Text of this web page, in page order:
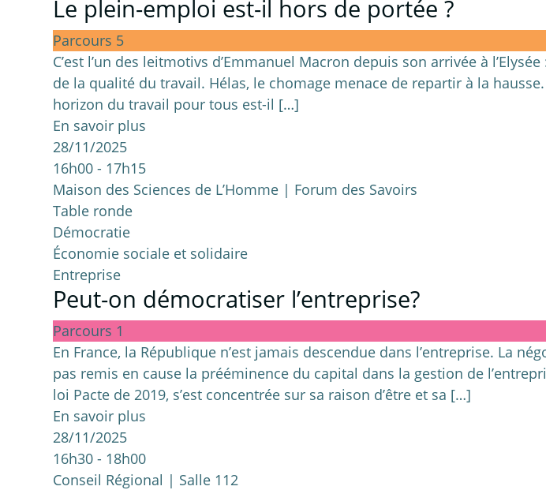
Le plein-emploi est-il hors de portée ?
Parcours 5
C’est l’un des leitmotivs d’Emmanuel Macron depuis son arrivée à
de la qualité du travail. Hélas, le chomage menace de repartir à la
horizon du travail pour tous est-il […]
En savoir plus
28/11/2025
16h00 - 17h15
Maison des Sciences de L’Homme | Forum des Savoirs
Table ronde
Démocratie
Économie sociale et solidaire
Entreprise
Peut-on démocratiser l’entreprise?
Parcours 1
En France, la République n’est jamais descendue dans l’entreprise. La
pas remis en cause la prééminence du capital dans la gestion de
loi Pacte de 2019, s’est concentrée sur sa raison d’être et sa […]
En savoir plus
28/11/2025
16h30 - 18h00
Conseil Régional | Salle 112